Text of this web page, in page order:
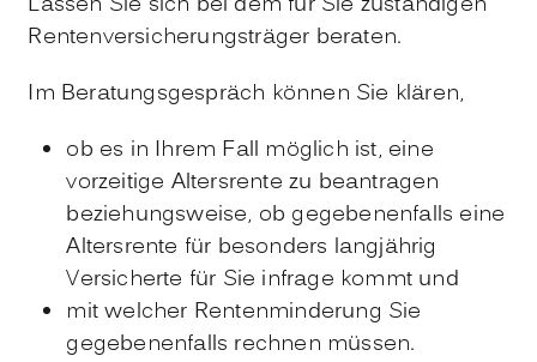
Rentenversicherungsträger beraten.
Im Beratungsgespräch können Sie klären,
ob es in Ihrem Fall möglich ist, eine
vorzeitige Altersrente zu beantragen
beziehungsweise, ob gegebenenfalls eine
Altersrente für besonders langjährig
Versicherte für Sie infrage kommt und
mit welcher Rentenminderung Sie
gegebenenfalls rechnen müssen.